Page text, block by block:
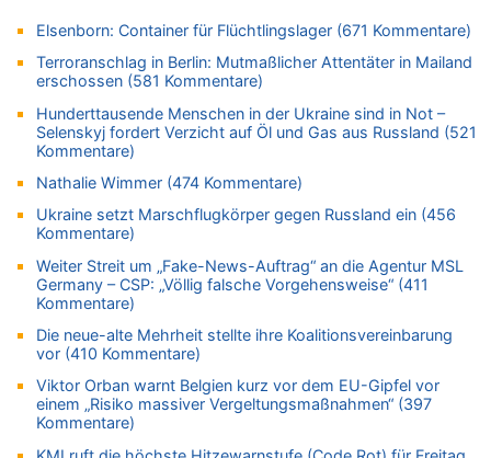
08.08.2026 - 15:32 von 5/11 zu
Mehrere Menschen in Londons City niedergestochen
08.08.2026 - 15:19 von Guido Scholzen zu
Leipzig, Mechernich und die Frage: Wer steckt hinter den
Drohnen mit Strengstoff? War es Russland?
Belgier knackt Jackpot bei Lotterie EuroMillions und gewinnt
mehr als 111 Millionen €
08.08.2026 - 14:47 von Peer Wermuth zu
Leipzig, Mechernich und die Frage: Wer steckt hinter den
Drohnen mit Strengstoff? War es Russland?
08.08.2026 - 14:29 von Achso Dax zu
In Belgien missachten zwei von drei Autofahrern das
Tempolimit in 30er-Zonen – Untersuchung von Vias
08.08.2026 - 13:23 von Hugo Egon Bernhard von Sinnen zu
Leipzig, Mechernich und die Frage: Wer steckt hinter den
Drohnen mit Strengstoff? War es Russland?
Elsenborn: Container für Flüchtlingslager (671 Kommentare)
Terroranschlag in Berlin: Mutmaßlicher Attentäter in Mailand
erschossen (581 Kommentare)
Hunderttausende Menschen in der Ukraine sind in Not –
Selenskyj fordert Verzicht auf Öl und Gas aus Russland (521
Kommentare)
Nathalie Wimmer (474 Kommentare)
Ukraine setzt Marschflugkörper gegen Russland ein (456
Kommentare)
Weiter Streit um „Fake-News-Auftrag“ an die Agentur MSL
Germany – CSP: „Völlig falsche Vorgehensweise“ (411
Kommentare)
Die neue-alte Mehrheit stellte ihre Koalitionsvereinbarung
vor (410 Kommentare)
Viktor Orban warnt Belgien kurz vor dem EU-Gipfel vor
einem „Risiko massiver Vergeltungsmaßnahmen“ (397
Kommentare)